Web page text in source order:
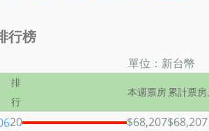
行榜
單位：新台幣
排
行
本週票房 累計票房
20 $68,207$68,207